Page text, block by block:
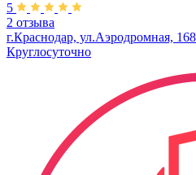
5
2 отзыва
г.Краснодар, ул.Аэродромная,
Круглосуточно